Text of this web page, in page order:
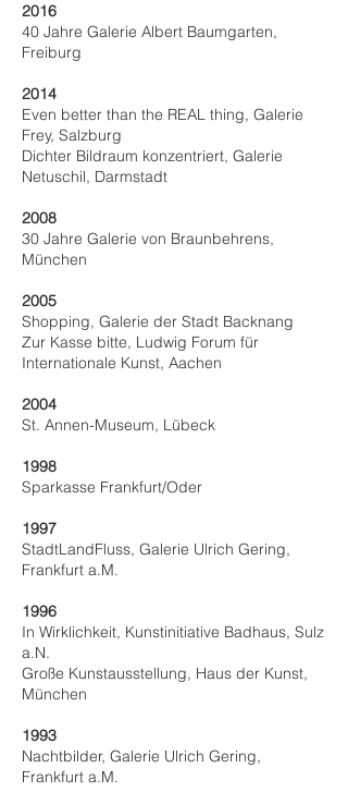
2016
40 Jahre Galerie Albert Baumgarten,
Freiburg
2014
Even better than the REAL thing, Galerie
Frey, Salzburg
Dichter Bildraum konzentriert, Galerie
Netuschil, Darmstadt
2008
30 Jahre Galerie von Braunbehrens,
München
2005
Shopping, Galerie der Stadt Backnang
Zur Kasse bitte, Ludwig Forum für
Internationale Kunst, Aachen
2004
St. Annen-Museum, Lübeck
1998
Sparkasse Frankfurt/Oder
1997
StadtLandFluss, Galerie Ulrich Gering,
Frankfurt a.M.
1996
In Wirklichkeit, Kunstinitiative Badhaus, Sulz
a.N.
Große Kunstausstellung, Haus der Kunst,
München
1993
Nachtbilder, Galerie Ulrich Gering,
Frankfurt a.M.